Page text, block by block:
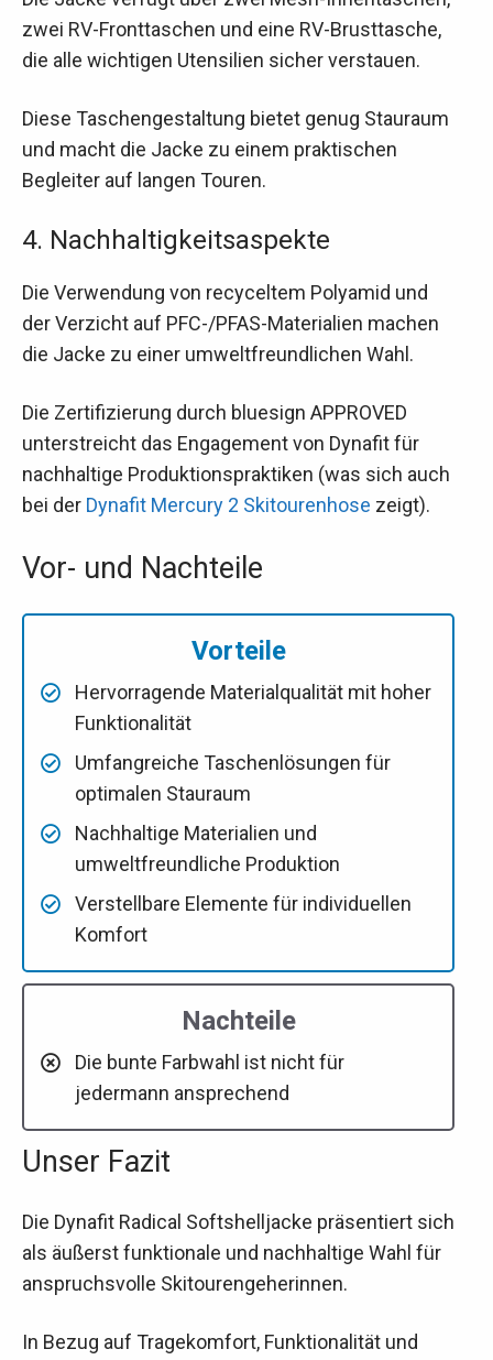
zwei RV-Fronttaschen und eine RV-Brusttasche,
die alle wichtigen Utensilien sicher verstauen.
Diese Taschengestaltung bietet genug Stauraum
und macht die Jacke zu einem praktischen
Begleiter auf langen Touren.
4. Nachhaltigkeitsaspekte
Die Verwendung von recyceltem Polyamid und
der Verzicht auf PFC-/PFAS-Materialien machen
die Jacke zu einer umweltfreundlichen Wahl.
Die Zertifizierung durch bluesign APPROVED
unterstreicht das Engagement von Dynafit für
nachhaltige Produktionspraktiken (was sich auch
bei der Dynafit Mercury 2 Skitourenhose zeigt).
Vor- und Nachteile
Vorteile
Hervorragende Materialqualität mit hoher
Funktionalität
Umfangreiche Taschenlösungen für
optimalen Stauraum
Nachhaltige Materialien und
umweltfreundliche Produktion
Verstellbare Elemente für individuellen
Komfort
Nachteile
Die bunte Farbwahl ist nicht für
jedermann ansprechend
Unser Fazit
Die Dynafit Radical Softshelljacke präsentiert sich
als äußerst funktionale und nachhaltige Wahl für
anspruchsvolle Skitourengeherinnen.
In Bezug auf Tragekomfort, Funktionalität und